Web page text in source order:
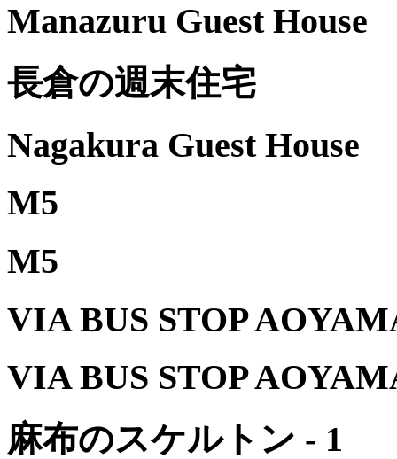
Manazuru Guest House
長倉の週末住宅
Nagakura Guest House
M5
M5
VIA BUS STOP
VIA BUS STOP
麻布のスケルトン - 1